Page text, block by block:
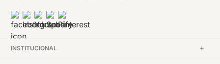
INSTITUCIONAL